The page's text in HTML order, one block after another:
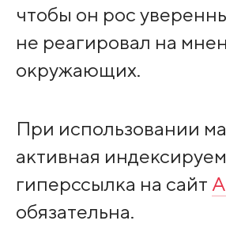
чтобы он рос
не реагировал на
окружающих.
При использовании
активная
гиперссылка на сайт
обязательна.